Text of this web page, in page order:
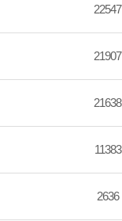
22547
21907
21638
11383
2636